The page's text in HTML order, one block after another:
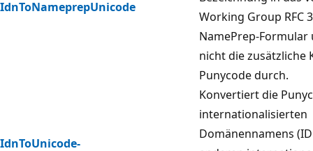
IdnToNameprepUnicode
Working Group RFC
NamePrep-
nicht die zusätzliche
Punycode durch.
IdnToUnicode-
Konvertiert die
internationalisierten
Domänennamens